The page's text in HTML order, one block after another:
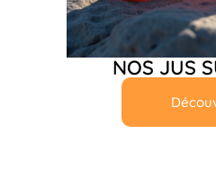
NOS JUS